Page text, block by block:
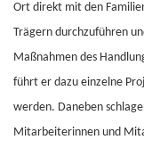
Ort direkt mit den
Trägern durchzuführen
Maßnahmen des
führt er dazu einzelne
werden. Daneben
Mitarbeiterinnen und